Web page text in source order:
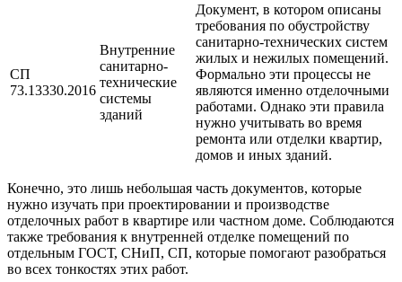
СП
73.13330.2016
Внутренние
санитарно-
технические
системы
зданий
Документ, в котором описаны
требования по обустройству
санитарно-технических систем
жилых и нежилых помещений.
Формально эти процессы не
являются именно отделочными
работами. Однако эти правила
нужно учитывать во время
ремонта или отделки квартир,
домов и иных зданий.
Конечно, это лишь небольшая часть документов, которые
нужно изучать при проектировании и производстве
отделочных работ в квартире или частном доме. Соблюдаются
также требования к внутренней отделке помещений по
отдельным ГОСТ, СНиП, СП, которые помогают разобраться
во всех тонкостях этих работ.